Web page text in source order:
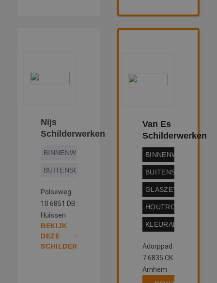
Nijs
Schilderwerken
BINNENWERK
BUITENSCHILDERWERK
Polseweg
10 6851 DB
Huissen
BEKIJK
DEZE
SCHILDER
Van Es
Schilderwerken
BINNENWERK
GLASZETTEN
KLEURADVIES
Adorppad
7 6835 CK
Arnhem